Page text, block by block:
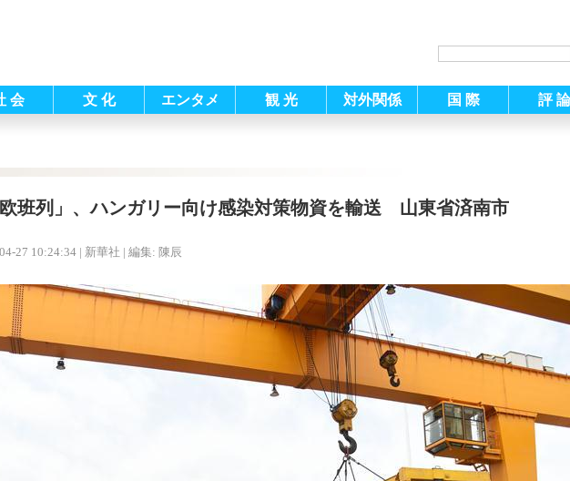
会 文 化 エンタメ 観 光 対外関係 国 際 評 論
欧班列」、ハンガリー向け感染対策物資を輸送 山東省済南市
27 10:24:34 | 新華社 | 編集: 陳辰